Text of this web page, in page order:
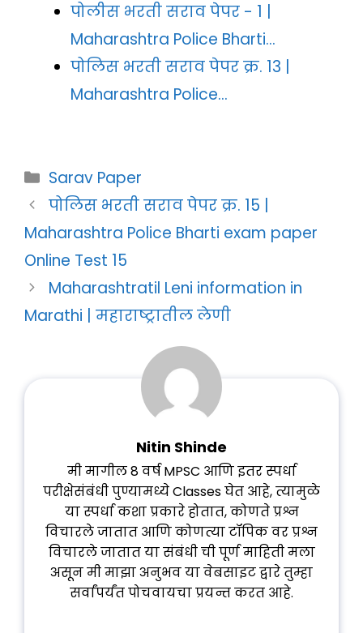
पोलीस भरती सराव पेपर - 1 |
Maharashtra Police Bharti…
पोलिस भरती सराव पेपर क्र. 13 |
Maharashtra Police…
Categories
Sarav Paper
पोलिस भरती सराव पेपर क्र. 15 |
Maharashtra Police Bharti exam paper
Online Test 15
Maharashtratil Leni information in
Marathi | महाराष्ट्रातील लेणी
Nitin Shinde
मी मागील 8 वर्ष MPSC आणि इतर स्पर्धा
परीक्षेसंबंधी पुण्यामध्ये Classes घेत आहे, त्यामुळे
या स्पर्धा कशा प्रकारे होतात, कोणते प्रश्न
विचारले जातात आणि कोणत्या टॉपिक वर प्रश्न
विचारले जातात या संबंधी ची पूर्ण माहिती मला
असून मी माझा अनुभव या वेबसाइट द्वारे तुम्हा
सर्वांपर्यंत पोचवायचा प्रयन्त करत आहे.